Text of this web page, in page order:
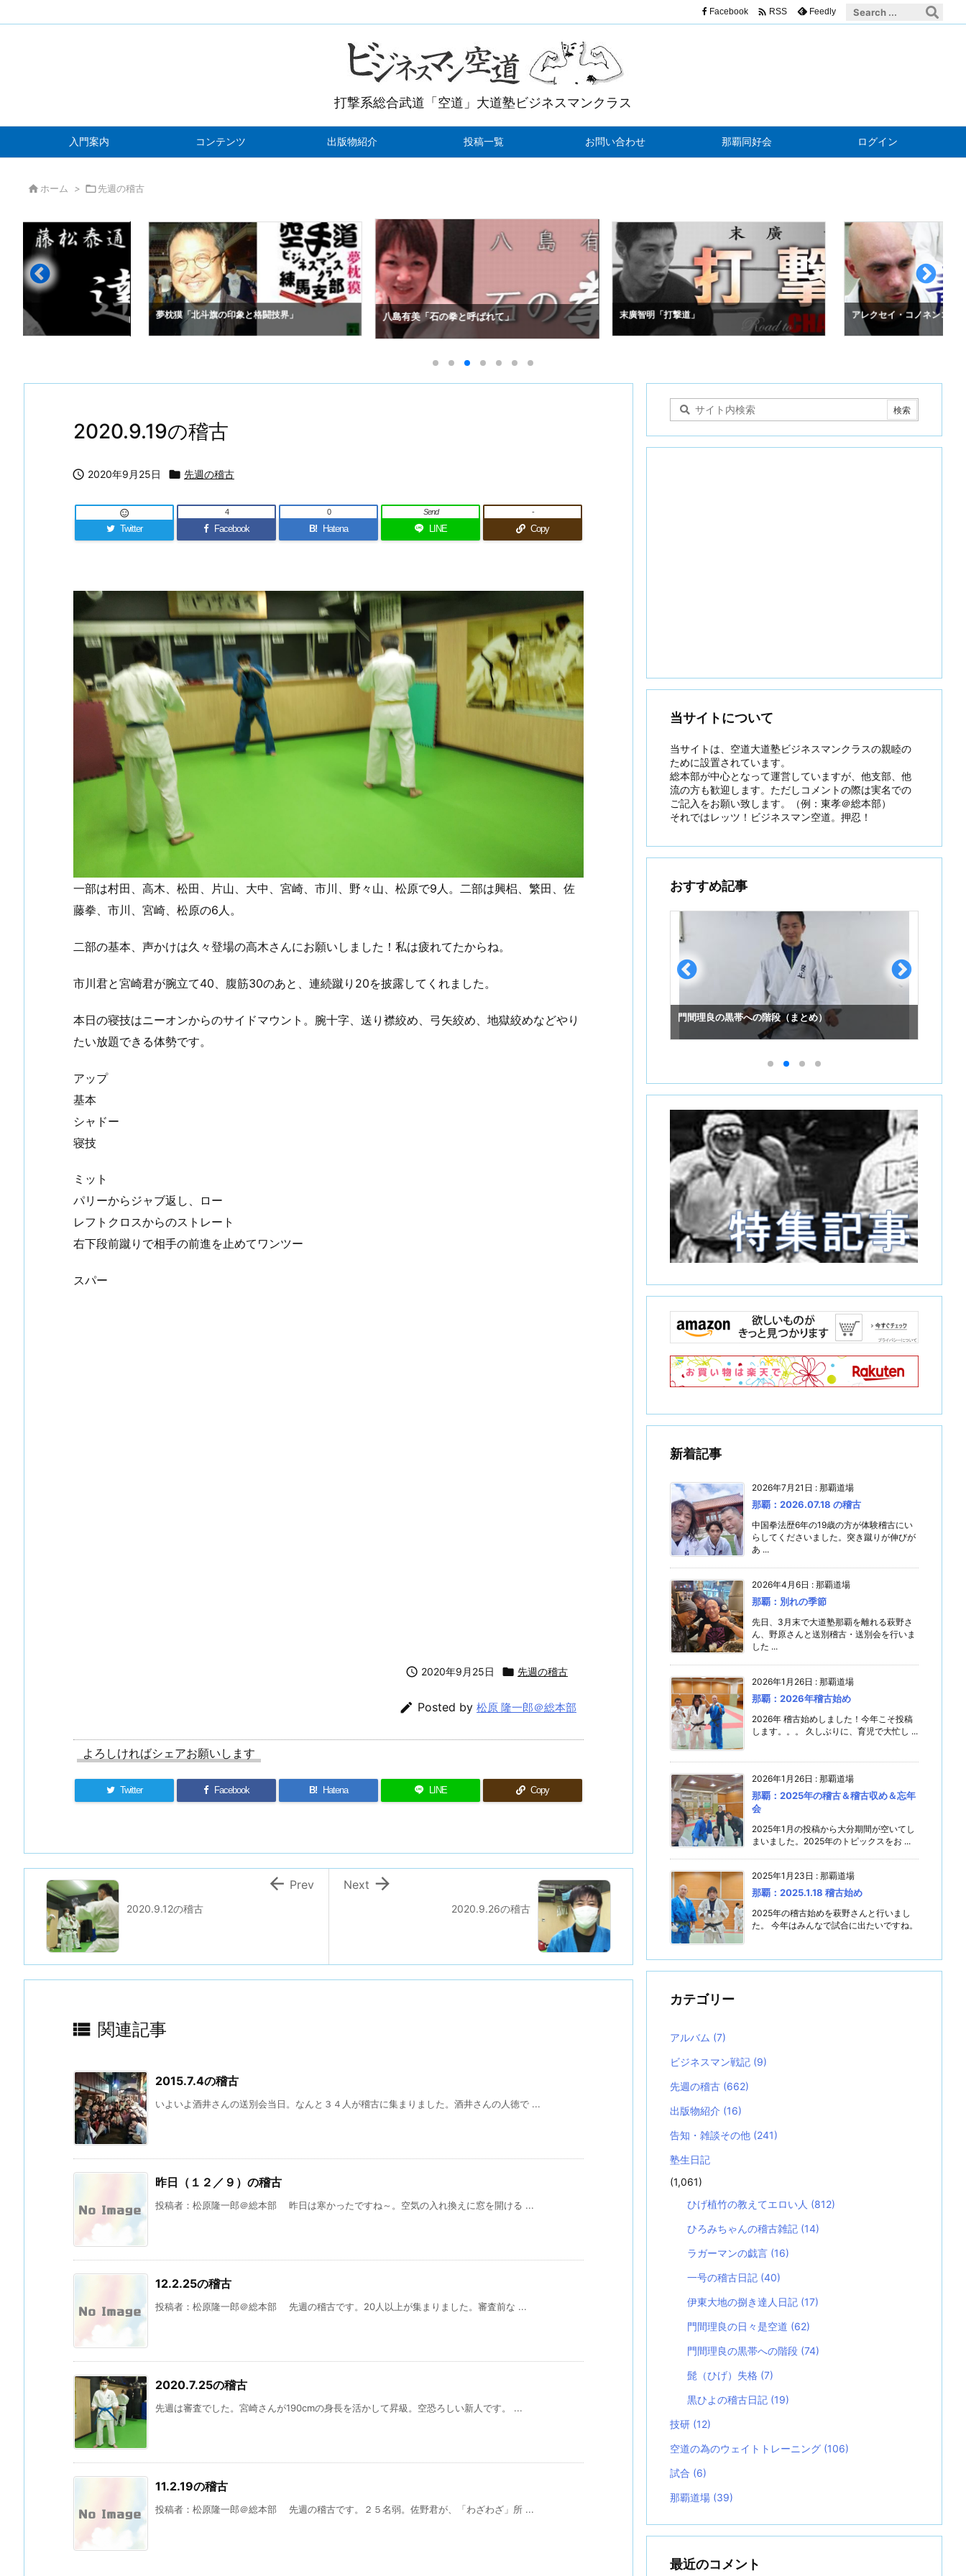
打撃系総合武道「空道」大道塾ビジネスマンクラス
入門案内 コンテンツ 出版物紹介 投稿一覧 お問い合わせ 那覇同好会 ログイン
Facebook  RSS Feedly
 ホーム > 先週の稽古
夢枕獏「北斗旗の印象と格闘技界」 八島有美「石の拳と呼ばれて」 末廣智明「打撃道」 アレクセイ・コノネンコ「
2020.9.19の稽古
 2020年9月25日  先週の稽古
Twitter

Facebook
4
B! Hatena
0
LINE
Send
Copy
-
一部は村田、高木、松田、片山、大中、宮崎、市川、野々山、松原で9人。二部は興梠、繁田、佐
藤拳、市川、宮崎、松原の6人。
二部の基本、声かけは久々登場の高木さんにお願いしました！私は疲れてたからね。
市川君と宮崎君が腕立て40、腹筋30のあと、連続蹴り20を披露してくれました。
本日の寝技はニーオンからのサイドマウント。腕十字、送り襟絞め、弓矢絞め、地獄絞めなどやり
たい放題できる体勢です。
アップ
基本
シャドー
寝技
ミット
パリーからジャブ返し、ロー
レフトクロスからのストレート
右下段前蹴りで相手の前進を止めてワンツー
スパー
 2020年9月25日  先週の稽古
 Posted by 松原 隆一郎＠総本部
よろしければシェアお願いします
Twitter Facebook B! Hatena LINE Copy
2020.9.26の稽古

Next
2020.9.12の稽古
 Prev
 関連記事
2015.7.4の稽古
いよいよ酒井さんの送別会当日。なんと３４人が稽古に集まりました。酒井さんの人徳で ...
昨日（１２／９）の稽古
投稿者：松原隆一郎＠総本部 昨日は寒かったですね～。空気の入れ換えに窓を開ける ...
12.2.25の稽古
投稿者：松原隆一郎＠総本部 先週の稽古です。20人以上が集まりました。審査前な ...
2020.7.25の稽古
先週は審査でした。宮崎さんが190cmの身長を活かして昇級。空恐ろしい新人です。 ...
11.2.19の稽古
投稿者：松原隆一郎＠総本部 先週の稽古です。２５名弱。佐野君が、「わざわざ」所 ...
当サイトについて
当サイトは、空道大道塾ビジネスマンクラスの親睦の
ために設置されています。
総本部が中心となって運営していますが、他支部、他
流の方も歓迎します。ただしコメントの際は実名での
ご記入をお願い致します。（例：東孝＠総本部）
それではレッツ！ビジネスマン空道。押忍！
おすすめ記事
入れ （①初めての投稿） 谷川先輩昇段おめでとうございます！ ビジネスマン戦記2006【まとめ】 門間理良の黒帯への階段（まとめ）
新着記事
2026年7月21日 : 那覇道場
那覇：2026.07.18 の稽古
中国拳法歴6年の19歳の方が体験稽古にい
らしてくださいました。突き蹴りが伸びが
あ ...
2026年4月6日 : 那覇道場
那覇：別れの季節
先日、3月末で大道塾那覇を離れる萩野さ
ん、野原さんと送別稽古・送別会を行いま
した ...
2026年1月26日 : 那覇道場
那覇：2026年稽古始め
2026年 稽古始めしました！今年こそ投稿
します。。。 久しぶりに、育児で大忙し ...
2026年1月26日 : 那覇道場
那覇：2025年の稽古＆稽古収め＆忘年
会
2025年1月の投稿から大分期間が空いてし
まいました。2025年のトピックスをお ...
2025年1月23日 : 那覇道場
那覇：2025.1.18 稽古始め
2025年の稽古始めを萩野さんと行いまし
た。 今年はみんなで試合に出たいですね。
カテゴリー
アルバム (7)
ビジネスマン戦記 (9)
先週の稽古 (662)
出版物紹介 (16)
告知・雑談その他 (241)
塾生日記
(1,061)
ひげ植竹の教えてエロい人 (812)
ひろみちゃんの稽古雑記 (14)
ラガーマンの戯言 (16)
一号の稽古日記 (40)
伊東大地の捌き達人日記 (17)
門間理良の日々是空道 (62)
門間理良の黒帯への階段 (74)
髭（ひげ）失格 (7)
黒ひよの稽古日記 (19)
技研 (12)
空道の為のウェイトトレーニング (106)
試合 (6)
那覇道場 (39)
最近のコメント